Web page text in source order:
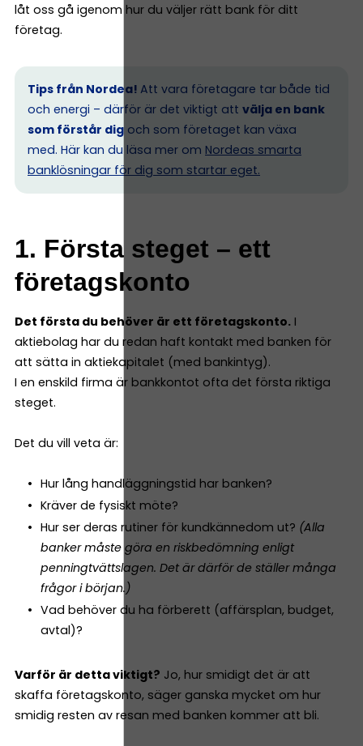
låt oss gå igenom hur du väljer rätt bank för ditt
företag.
Tips från Nordea! Att vara företagare tar både tid
och energi – därför är det viktigt att välja en bank
som förstår dig och som företaget kan växa
med. Här kan du läsa mer om Nordeas smarta
banklösningar för dig som startar eget.
1. Första steget – ett
företagskonto
Det första du behöver är ett företagskonto. I
aktiebolag har du redan haft kontakt med banken för
att sätta in aktiekapitalet (med bankintyg).
I en enskild firma är bankkontot ofta det första riktiga
steget.
Det du vill veta är:
Hur lång handläggningstid har banken?
Kräver de fysiskt möte?
Hur ser deras rutiner för kundkännedom ut? (Alla
banker måste göra en riskbedömning enligt
penningtvättslagen. Det är därför de ställer många
frågor i början.)
Vad behöver du ha förberett (affärsplan, budget,
avtal)?
Varför är detta viktigt? Jo, hur smidigt det är att
skaffa företagskonto, säger ganska mycket om hur
smidig resten av resan med banken kommer att bli.